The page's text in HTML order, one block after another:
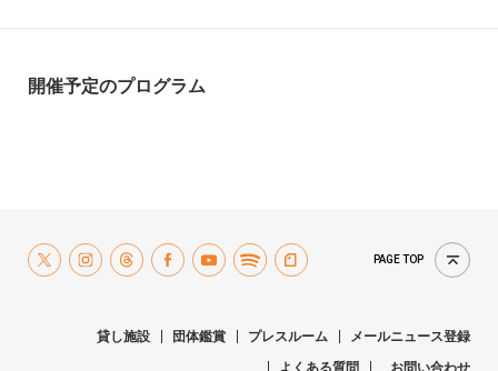
開催予定のプログラム
PAGE TOP
貸し施設 団体鑑賞 プレスルーム
メールニュース登録